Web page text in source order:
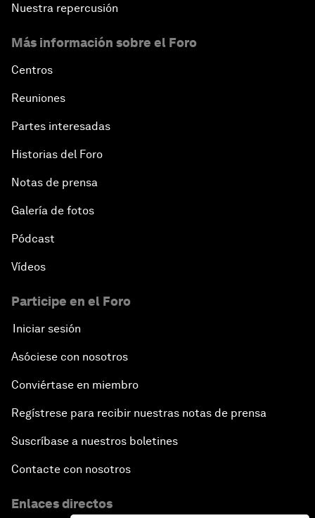
Nuestra repercusión
Más información sobre el Foro
Centros
Reuniones
Partes interesadas
Historias del Foro
Notas de prensa
Galería de fotos
Pódcast
Vídeos
Participe en el Foro
Iniciar sesión
Asóciese con nosotros
Conviértase en miembro
Regístrese para recibir nuestras notas de prensa
Suscríbase a nuestros boletines
Contacte con nosotros
Enlaces directos